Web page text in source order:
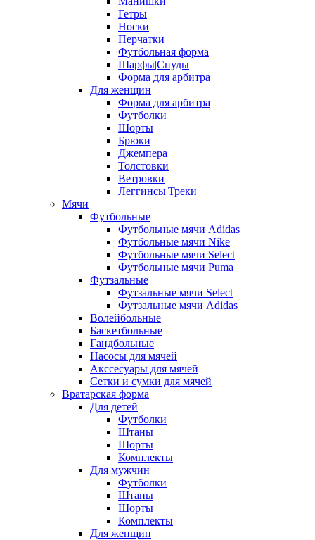
Гетры
Носки
Перчатки
Футбольная форма
Шарфы|Снуды
Форма для арбитра
Для женщин
Форма для арбитра
Футболки
Шорты
Брюки
Джемпера
Толстовки
Ветровки
Леггинсы|Треки
Мячи
Футбольные
Футбольные мячи Adidas
Футбольные мячи Nike
Футбольные мячи Select
Футбольные мячи Puma
Футзальные
Футзальные мячи Select
Футзальные мячи Adidas
Волейбольные
Баскетбольные
Гандбольные
Насосы для мячей
Акссесуары для мячей
Сетки и сумки для мячей
Вратарская форма
Для детей
Футболки
Штаны
Шорты
Комплекты
Для мужчин
Футболки
Штаны
Шорты
Комплекты
Для женщин